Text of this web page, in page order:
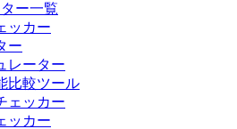
ー一覧
ッカー
ー
レーター
比較ツール
ェッカー
ッカー